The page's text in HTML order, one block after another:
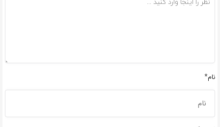
نام*